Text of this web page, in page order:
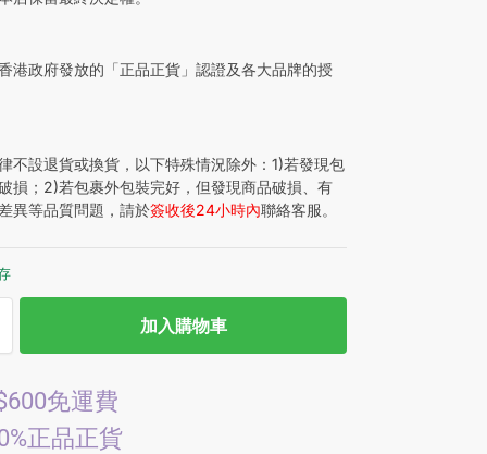
港政府發放的「正品正貨」認證及各大品牌的授
不設退貨或換貨，以下特殊情況除外：1)若發現包
損；2)若包裹外包裝完好，但發現商品破損、有
異等品質問題，請於簽收後24小時內聯絡客服。
加入購物車
免運費
正品正貨